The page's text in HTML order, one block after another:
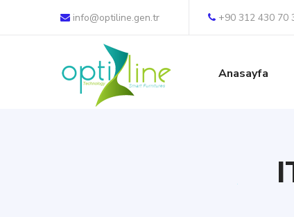
info@optiline.gen.tr +90 312 430 70
Anasayfa